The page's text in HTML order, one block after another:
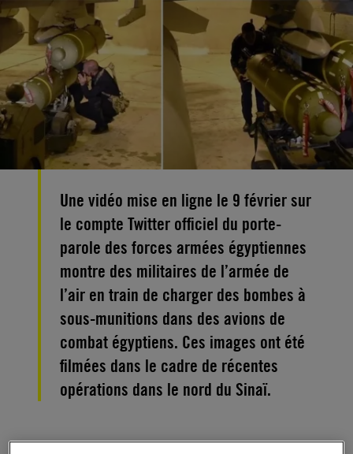
Une vidéo mise en ligne le 9 février sur
le compte Twitter officiel du porte-
parole des forces armées égyptiennes
montre des militaires de l’armée de
l’air en train de charger des bombes à
sous-munitions dans des avions de
combat égyptiens. Ces images ont été
filmées dans le cadre de récentes
opérations dans le nord du Sinaï.